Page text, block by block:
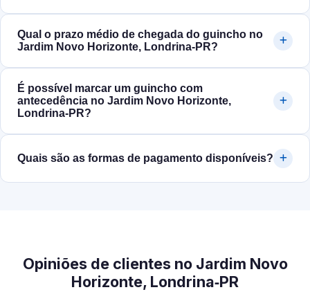
Qual o prazo médio de chegada do guincho no
Jardim Novo Horizonte, Londrina‑PR?
É possível marcar um guincho com
antecedência no Jardim Novo Horizonte,
Londrina‑PR?
Quais são as formas de pagamento disponíveis?
Opiniões de clientes no Jardim Novo
Horizonte, Londrina‑PR